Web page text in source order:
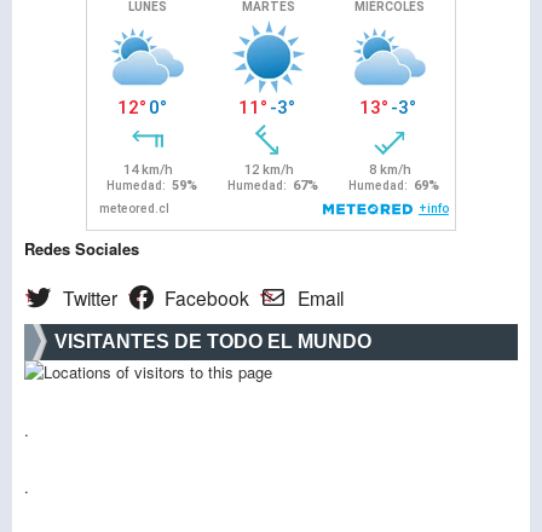
Redes Sociales
Twitter Facebook Email
VISITANTES DE TODO EL MUNDO
.
.